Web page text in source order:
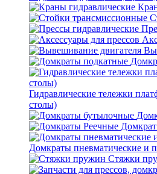
Гидравлические тележки
столы)
Домкраты пневматические и
Стяжки